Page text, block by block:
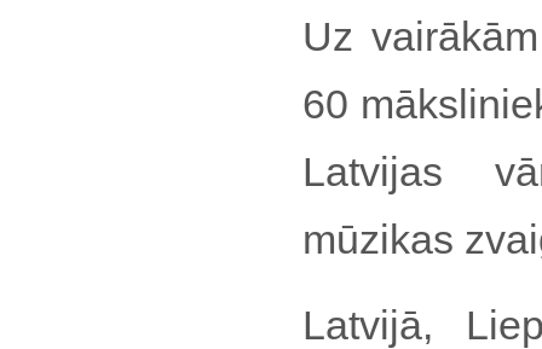
Uz
60
Latvijas
mūzikas
Latvijā,